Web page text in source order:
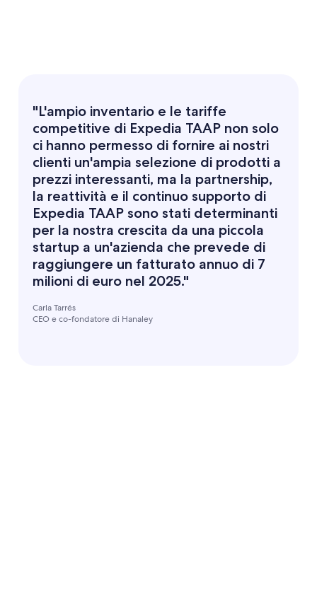
"L'ampio inventario e le tariffe
competitive di Expedia TAAP non solo
ci hanno permesso di fornire ai nostri
clienti un'ampia selezione di prodotti a
prezzi interessanti, ma la partnership,
la reattività e il continuo supporto di
Expedia TAAP sono stati determinanti
per la nostra crescita da una piccola
startup a un'azienda che prevede di
raggiungere un fatturato annuo di 7
milioni di euro nel 2025."
Carla Tarrés
CEO e co-fondatore di Hanaley